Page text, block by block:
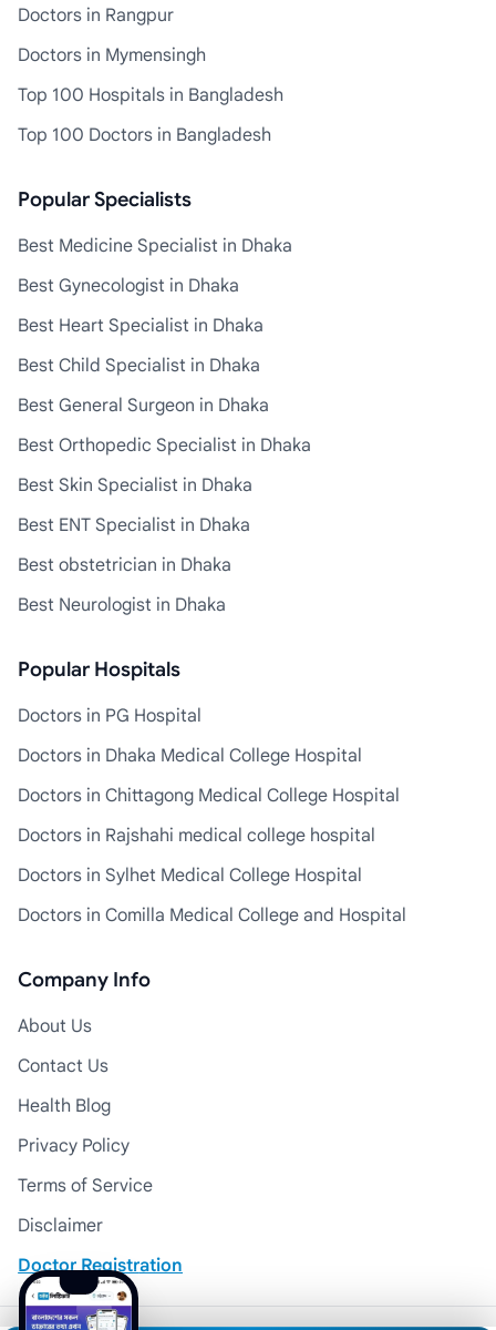
Doctors in Rangpur
Doctors in Mymensingh
Top 100 Hospitals in Bangladesh
Top 100 Doctors in Bangladesh
Popular Specialists
Best Medicine Specialist in Dhaka
Best Gynecologist in Dhaka
Best Heart Specialist in Dhaka
Best Child Specialist in Dhaka
Best General Surgeon in Dhaka
Best Orthopedic Specialist in Dhaka
Best Skin Specialist in Dhaka
Best ENT Specialist in Dhaka
Best obstetrician in Dhaka
Best Neurologist in Dhaka
Popular Hospitals
Doctors in PG Hospital
Doctors in Dhaka Medical College Hospital
Doctors in Chittagong Medical College Hospital
Doctors in Rajshahi medical college hospital
Doctors in Sylhet Medical College Hospital
Doctors in Comilla Medical College and Hospital
Company Info
About Us
Contact Us
Health Blog
Privacy Policy
Terms of Service
Disclaimer
Doctor Registration